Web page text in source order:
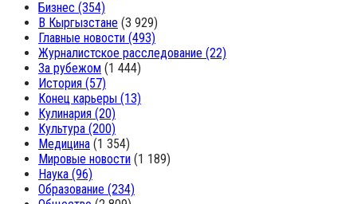
Бизнес (354)
В Кыргызстане (3 929)
Главные новости (493)
Журналистское расследование (22)
За рубежом (1 444)
История (57)
Конец карьеры (13)
Кулинария (20)
Культура (200)
Медицина (1 354)
Мировые новости (1 189)
Наука (96)
Образование (234)